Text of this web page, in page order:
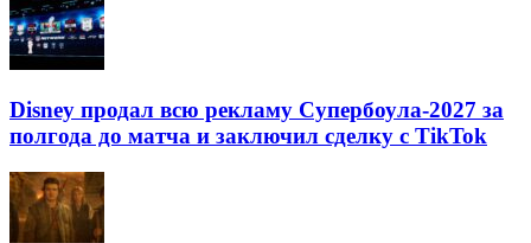
Disney продал всю рекламу Супербоула-2027 за
полгода до матча и заключил сделку с TikTok